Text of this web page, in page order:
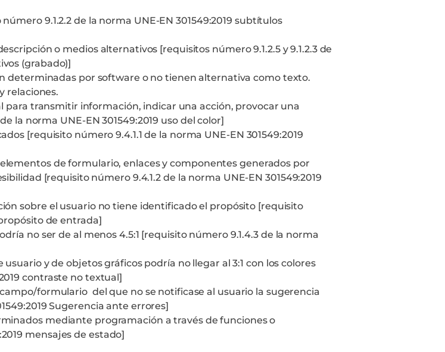
9.1.2.2 de la norma UNE-EN 301549:2019 subtítulos
o medios alternativos [requisitos número 9.1.2.5 y 9.1.2.3 de
(grabado)]
determinadas por software o no tienen alternativa como texto.
relaciones.
para transmitir información, indicar una acción, provocar una
la norma UNE-EN 301549:2019 uso del color]
[requisito número 9.4.1.1 de la norma UNE-EN 301549:2019
de formulario, enlaces y componentes generados por
[requisito número 9.4.1.2 de la norma UNE-EN 301549:2019
sobre el usuario no tiene identificado el propósito [requisito
de entrada]
no ser de al menos 4.5:1 [requisito número 9.1.4.3 de la norma
y de objetos gráficos podría no llegar al 3:1 con los colores
contraste no textual]
formulario del que no se notificase al usuario la sugerencia
Sugerencia ante errores]
mediante programación a través de funciones o
mensajes de estado]